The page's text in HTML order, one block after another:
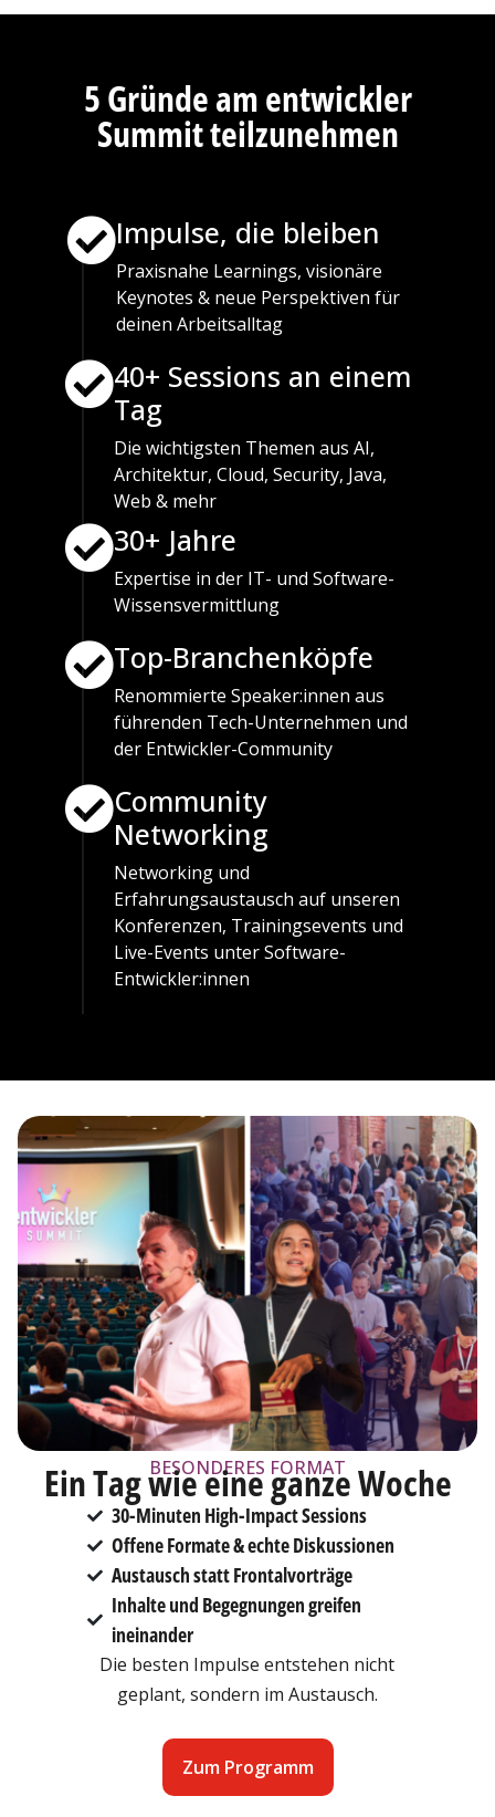
5 Gründe am entwickler
Summit teilzunehmen
Impulse, die bleiben
Praxisnahe Learnings, visionäre
Keynotes & neue Perspektiven für
deinen Arbeitsalltag
40+ Sessions an einem
Tag
Die wichtigsten Themen aus AI,
Architektur, Cloud, Security, Java,
Web & mehr
30+ Jahre
Expertise in der IT- und Software-
Wissensvermittlung
Top-Branchenköpfe
Renommierte Speaker:innen aus
führenden Tech-Unternehmen und
der Entwickler-Community
Community
Networking
Networking und
Erfahrungsaustausch auf unseren
Konferenzen, Trainingsevents und
Live-Events unter Software-
Entwickler:innen
BESONDERES FORMAT
Ein Tag wie eine ganze Woche
30-Minuten High-Impact Sessions
Offene Formate & echte Diskussionen
Austausch statt Frontalvorträge
Inhalte und Begegnungen greifen
ineinander
Die besten Impulse entstehen nicht
geplant, sondern im Austausch.
Zum Programm